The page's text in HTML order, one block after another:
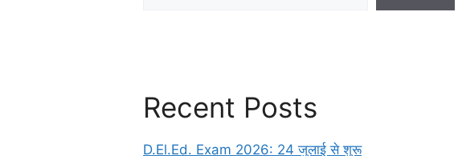
Recent Posts
D.El.Ed. Exam 2026: 24 जुलाई से शुरू